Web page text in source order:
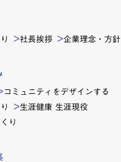
社長挨拶 企業理念・方針
コミュニティをデザインする
生涯健康 生涯現役
り